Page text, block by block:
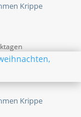
Krippe
Krippe